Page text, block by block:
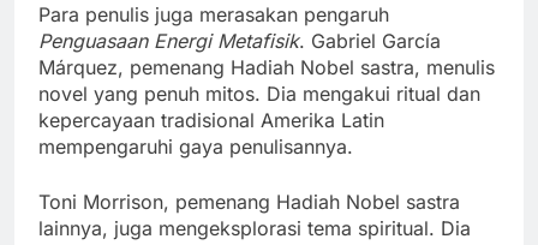
Para penulis juga merasakan pengaruh
Penguasaan Energi Metafisik. Gabriel García
Márquez, pemenang Hadiah Nobel sastra, menulis
novel yang penuh mitos. Dia mengakui ritual dan
kepercayaan tradisional Amerika Latin
mempengaruhi gaya penulisannya.
Toni Morrison, pemenang Hadiah Nobel sastra
lainnya, juga mengeksplorasi tema spiritual. Dia